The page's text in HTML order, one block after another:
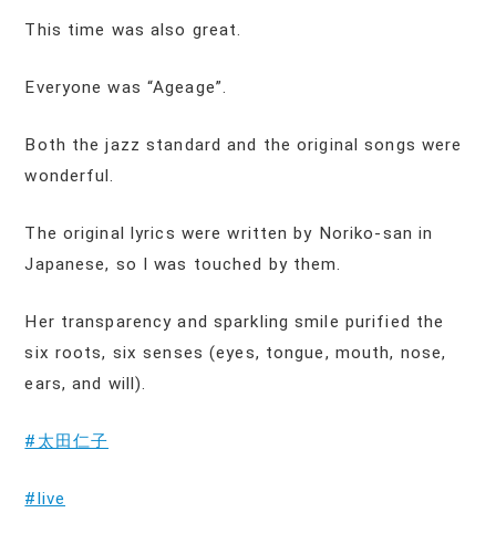
This time was also great.
Everyone was “Ageage”.
Both the jazz standard and the original songs were
wonderful.
The original lyrics were written by Noriko-san in
Japanese, so I was touched by them.
Her transparency and sparkling smile purified the
six roots, six senses (eyes, tongue, mouth, nose,
ears, and will).
#太田仁子
#live